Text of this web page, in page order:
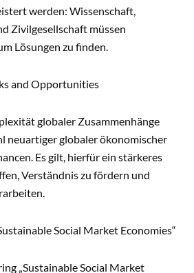
werden: Wissenschaft,
Zivilgesellschaft müssen
Lösungen zu finden.
and Opportunities
globaler Zusammenhänge
neuartiger globaler ökonomischer
Es gilt, hierfür ein stärkeres
Verständnis zu fördern und
Social Market Economies“
„Sustainable Social Market